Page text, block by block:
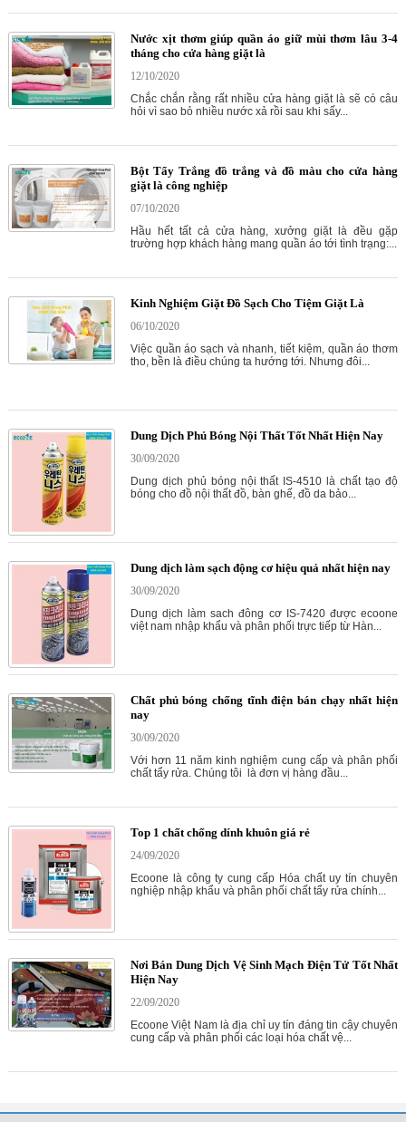
Nước xịt thơm giúp quần áo giữ mùi thơm lâu 3-4
tháng cho cửa hàng giặt là
12/10/2020
Chắc chắn rằng rất nhiều cửa hàng giặt là sẽ có câu
hỏi vì sao bỏ nhiều nước xả rồi sau khi sấy...
Bột Tẩy Trắng đồ trắng và đồ màu cho cửa hàng
giặt là công nghiệp
07/10/2020
Hầu hết tất cả cửa hàng, xưởng giặt là đều gặp
trường hợp khách hàng mang quần áo tới tình trạng:...
Kinh Nghiệm Giặt Đồ Sạch Cho Tiệm Giặt Là
06/10/2020
Việc quần áo sạch và nhanh, tiết kiệm, quần áo thơm
tho, bền là điều chúng ta hướng tới. Nhưng đôi...
Dung Dịch Phủ Bóng Nội Thất Tốt Nhất Hiện Nay
30/09/2020
Dung dịch phủ bóng nội thất IS-4510 là chất tạo độ
bóng cho đồ nội thất đồ, bàn ghế, đồ da bảo...
Dung dịch làm sạch động cơ hiệu quả nhất hiện nay
30/09/2020
Dung dịch làm sach đông cơ IS-7420 được ecoone
việt nam nhập khẩu và phân phối trực tiếp từ Hàn...
Chất phủ bóng chống tĩnh điện bán chạy nhất hiện
nay
30/09/2020
Với hơn 11 năm kinh nghiệm cung cấp và phân phối
chất tẩy rửa. Chúng tôi là đơn vị hàng đầu...
Top 1 chất chống dính khuôn giá rẻ
24/09/2020
Ecoone là công ty cung cấp Hóa chất uy tín chuyên
nghiệp nhập khẩu và phân phối chất tẩy rửa chính...
Nơi Bán Dung Dịch Vệ Sinh Mạch Điện Tử Tốt Nhất
Hiện Nay
22/09/2020
Ecoone Việt Nam là địa chỉ uy tín đáng tin cậy chuyên
cung cấp và phân phối các loại hóa chất vệ...